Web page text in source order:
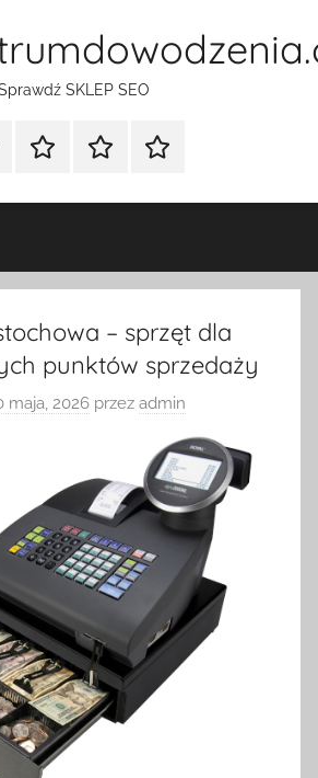
SKLEP SEO
Pozycjonowanie
SKLEP
BLOG
– sprzęt dla
punktów sprzedaży
maja, 2026 przez admin